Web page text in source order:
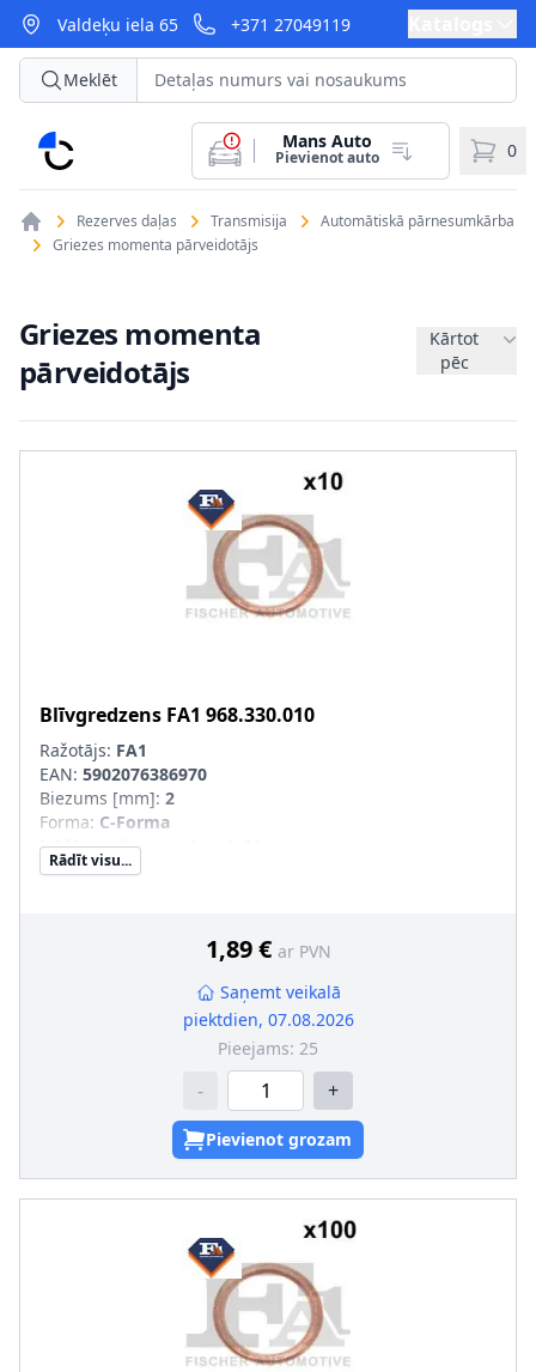
Valdeķu iela 65 +371 27049119
CarParts
Meklēt
Mans Auto
Pievienot auto 0
Rezerves daļas Transmisija
Automātiskā pārnesumkārba
Griezes momenta pārveidotājs
Griezes momenta
pārveidotājs
Kārtot
pēc
Blīvgredzens FA1 968.330.010
Ražotājs: FA1
EAN: 5902076386970
Biezums [mm]: 2
Forma: C-Forma
Iekšējais diametrs [mm]
Ārējais diametrs [mm]
Rādīt visu...
1,89 € ar PVN
Saņemt veikalā
piektdien, 07.08.2026
Pieejams: 25
- +
Pievienot grozam